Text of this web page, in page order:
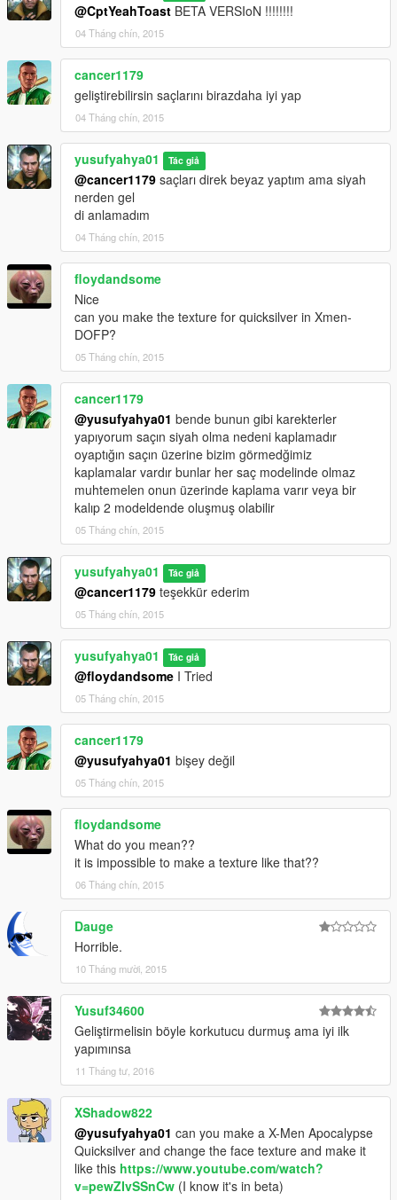
@CptYeahToast BETA VERSIoN !!!!!!!!
04 Tháng chín, 2015
cancer1179
geliştirebilirsin saçlarını birazdaha iyi yap
04 Tháng chín, 2015
yusufyahya01 Tác giả
@cancer1179 saçları direk beyaz yaptım ama siyah
nerden gel
di anlamadım
04 Tháng chín, 2015
floydandsome
Nice
can you make the texture for quicksilver in Xmen-
DOFP?
05 Tháng chín, 2015
cancer1179
@yusufyahya01 bende bunun gibi karekterler
yapıyorum saçın siyah olma nedeni kaplamadır
oyaptığın saçın üzerine bizim görmedğimiz
kaplamalar vardır bunlar her saç modelinde olmaz
muhtemelen onun üzerinde kaplama varır veya bir
kalıp 2 modeldende oluşmuş olabilir
05 Tháng chín, 2015
yusufyahya01 Tác giả
@cancer1179 teşekkür ederim
05 Tháng chín, 2015
yusufyahya01 Tác giả
@floydandsome I Tried
05 Tháng chín, 2015
cancer1179
@yusufyahya01 bişey değil
05 Tháng chín, 2015
floydandsome
What do you mean??
it is impossible to make a texture like that??
06 Tháng chín, 2015
Dauge
Horrible.
10 Tháng mười, 2015
Yusuf34600
Geliştirmelisin böyle korkutucu durmuş ama iyi ilk
yapımınsa
11 Tháng tư, 2016
XShadow822
@yusufyahya01 can you make a X-Men Apocalypse
Quicksilver and change the face texture and make it
like this https://www.youtube.com/watch?
v=pewZIvSSnCw (I know it's in beta)